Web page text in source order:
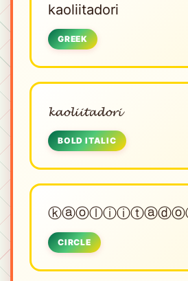
kaoliitadori
GREEK
𝓴𝓪𝓸𝓵𝓲𝓲𝓽𝓪𝓭𝓸𝓻𝓲
BOLD ITALIC
CIRCLE